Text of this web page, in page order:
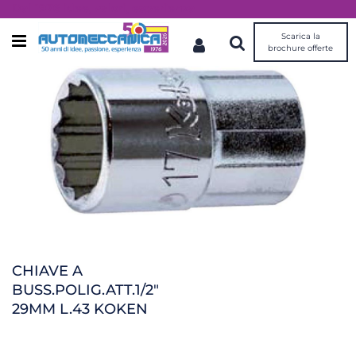
Open menu
Scarica la
brochure offerte
CHIAVE A
BUSS.POLIG.ATT.1/2"
29MM L.43 KOKEN